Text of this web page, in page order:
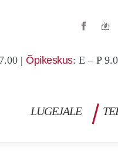
| Õpikeskus: E – P
LUGEJALE